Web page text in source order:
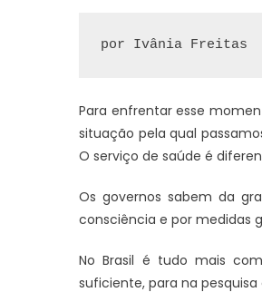
por Ivânia Freitas
Para enfrentar esse
situação pela qual
O serviço de saúde é
Os governos sabem da
consciência e por medidas
No Brasil é tudo mais
suficiente, para na
Protegido: Eleições 2026:
pagando ao blogueiro para
Juvenilson Passos? Fogo